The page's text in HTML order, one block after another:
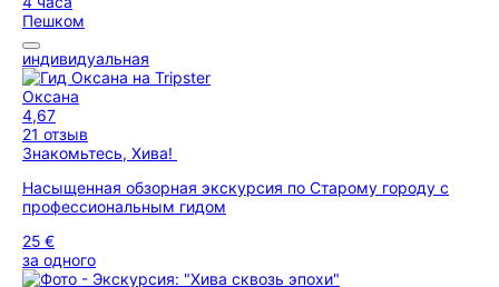
Пешком
индивидуальная
Оксана
4,67
21 отзыв
Знакомьтесь, Хива!
Насыщенная обзорная экскурсия по Старому городу с
профессиональным гидом
25 €
за одного